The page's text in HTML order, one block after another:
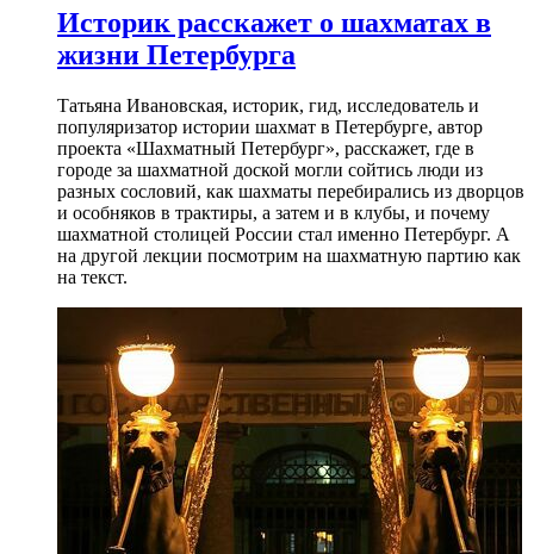
Историк расскажет о шахматах в
жизни Петербурга
Татьяна Ивановская, историк, гид, исследователь и
популяризатор истории шахмат в Петербурге, автор
проекта «Шахматный Петербург», расскажет, где в
городе за шахматной доской могли сойтись люди из
разных сословий, как шахматы перебирались из дворцов
и особняков в трактиры, а затем и в клубы, и почему
шахматной столицей России стал именно Петербург. А
на другой лекции посмотрим на шахматную партию как
на текст.